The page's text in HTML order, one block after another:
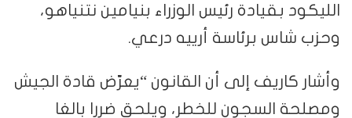
الليكود بقيادة رئيس الوزراء بنيامين نتنياهو،
وحزب شاس برئاسة أرييه درعي.
وأشار كاريف إلى أن القانون “يعرّض قادة الجيش
ومصلحة السجون للخطر، ويلحق ضررا بالغا